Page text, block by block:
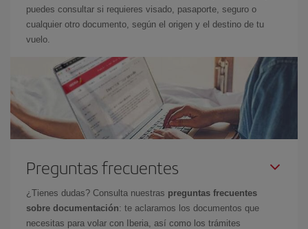
puedes consultar si requieres visado, pasaporte, seguro o
cualquier otro documento, según el origen y el destino de tu
vuelo.
Preguntas frecuentes
¿Tienes dudas? Consulta nuestras preguntas frecuentes
sobre documentación: te aclaramos los documentos que
necesitas para volar con Iberia, así como los trámites